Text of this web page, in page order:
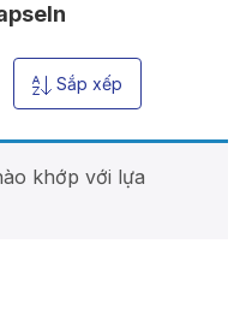
Sắp xếp
khớp với lựa